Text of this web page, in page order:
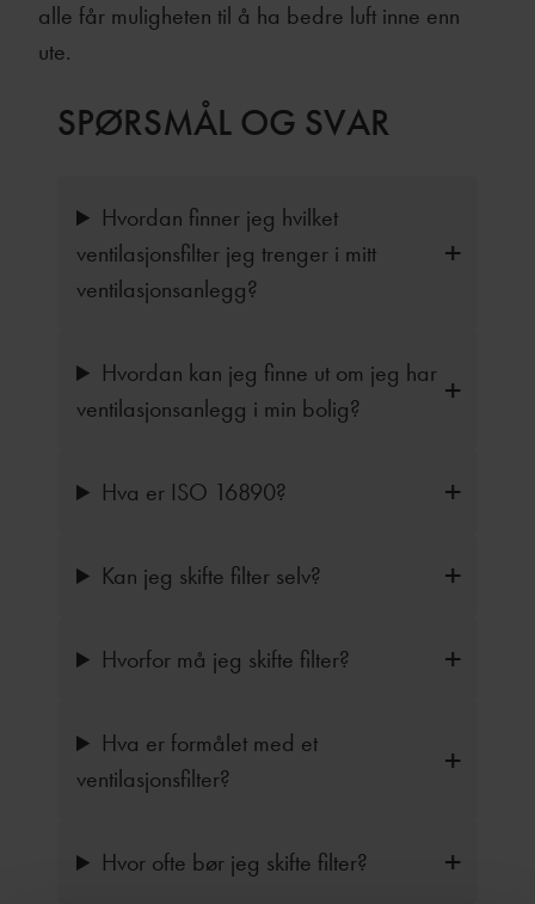
alle får muligheten til å ha bedre luft inne enn
ute.
SPØRSMÅL OG SVAR
Hvordan finner jeg hvilket
ventilasjonsfilter jeg trenger i mitt
ventilasjonsanlegg?
Hvordan kan jeg finne ut om jeg har
ventilasjonsanlegg i min bolig?
Hva er ISO 16890?
Kan jeg skifte filter selv?
Hvorfor må jeg skifte filter?
Hva er formålet med et
ventilasjonsfilter?
Hvor ofte bør jeg skifte filter?